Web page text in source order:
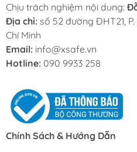
Chịu trách nghiệm nội dung:
Địa chỉ: số 52 đường ĐHT21,
Chí Minh
Email: info@xsafe.vn
Hotline: 090 9933 258
Chính Sách & Hướng Dẫn